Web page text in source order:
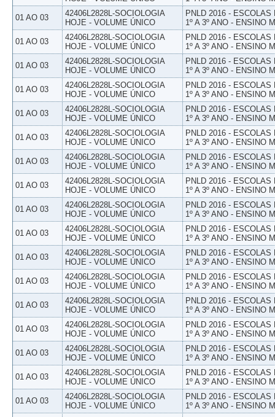
01 AO 03
42406L2828L-SOCIOLOGIA
HOJE - VOLUME ÚNICO
PNLD 2016 -
1º A 3º ANO - ENSINO
01 AO 03
42406L2828L-SOCIOLOGIA
HOJE - VOLUME ÚNICO
PNLD 2016 -
1º A 3º ANO - ENSINO
01 AO 03
42406L2828L-SOCIOLOGIA
HOJE - VOLUME ÚNICO
PNLD 2016 -
1º A 3º ANO - ENSINO
01 AO 03
42406L2828L-SOCIOLOGIA
HOJE - VOLUME ÚNICO
PNLD 2016 -
1º A 3º ANO - ENSINO
01 AO 03
42406L2828L-SOCIOLOGIA
HOJE - VOLUME ÚNICO
PNLD 2016 -
1º A 3º ANO - ENSINO
01 AO 03
42406L2828L-SOCIOLOGIA
HOJE - VOLUME ÚNICO
PNLD 2016 -
1º A 3º ANO - ENSINO
01 AO 03
42406L2828L-SOCIOLOGIA
HOJE - VOLUME ÚNICO
PNLD 2016 -
1º A 3º ANO - ENSINO
01 AO 03
42406L2828L-SOCIOLOGIA
HOJE - VOLUME ÚNICO
PNLD 2016 -
1º A 3º ANO - ENSINO
01 AO 03
42406L2828L-SOCIOLOGIA
HOJE - VOLUME ÚNICO
PNLD 2016 -
1º A 3º ANO - ENSINO
01 AO 03
42406L2828L-SOCIOLOGIA
HOJE - VOLUME ÚNICO
PNLD 2016 -
1º A 3º ANO - ENSINO
01 AO 03
42406L2828L-SOCIOLOGIA
HOJE - VOLUME ÚNICO
PNLD 2016 -
1º A 3º ANO - ENSINO
01 AO 03
42406L2828L-SOCIOLOGIA
HOJE - VOLUME ÚNICO
PNLD 2016 -
1º A 3º ANO - ENSINO
01 AO 03
42406L2828L-SOCIOLOGIA
HOJE - VOLUME ÚNICO
PNLD 2016 -
1º A 3º ANO - ENSINO
01 AO 03
42406L2828L-SOCIOLOGIA
HOJE - VOLUME ÚNICO
PNLD 2016 -
1º A 3º ANO - ENSINO
01 AO 03
42406L2828L-SOCIOLOGIA
HOJE - VOLUME ÚNICO
PNLD 2016 -
1º A 3º ANO - ENSINO
01 AO 03
42406L2828L-SOCIOLOGIA
HOJE - VOLUME ÚNICO
PNLD 2016 -
1º A 3º ANO - ENSINO
01 AO 03
42406L2828L-SOCIOLOGIA
HOJE - VOLUME ÚNICO
PNLD 2016 -
1º A 3º ANO - ENSINO